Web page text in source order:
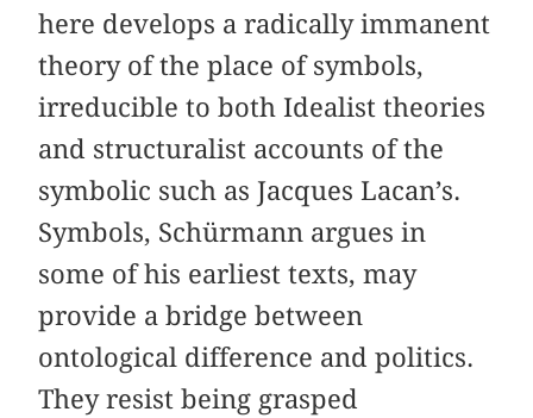
here develops a radically immanent
theory of the place of symbols,
irreducible to both Idealist theories
and structuralist accounts of the
symbolic such as Jacques Lacan’s.
Symbols, Schürmann argues in
some of his earliest texts, may
provide a bridge between
ontological difference and politics.
They resist being grasped